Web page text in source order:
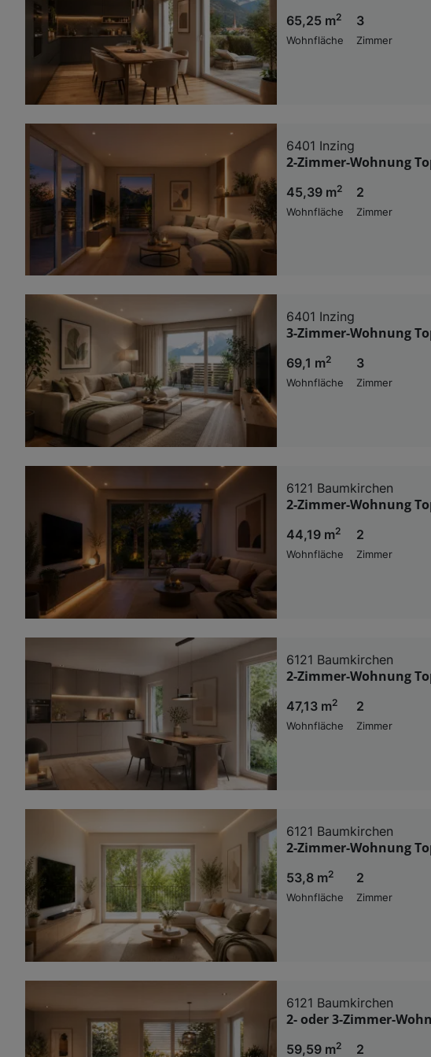
65,25 m2
Wohnfläche
3
Zimmer
6401 Inzing
2-Zimmer-Wohnung
45,39 m2
Wohnfläche
2
Zimmer
6401 Inzing
3-Zimmer-Wohnung
69,1 m2
Wohnfläche
3
Zimmer
6121 Baumkirchen
2-Zimmer-Wohnung
44,19 m2
Wohnfläche
2
Zimmer
6121 Baumkirchen
2-Zimmer-Wohnung
47,13 m2
Wohnfläche
2
Zimmer
6121 Baumkirchen
2-Zimmer-Wohnung
53,8 m2
Wohnfläche
2
Zimmer
6121 Baumkirchen
2- oder 3-Zimmer-
59,59 m2 2